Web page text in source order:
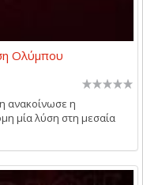
Ολύμπου
ανακοίνωσε η
μία λύση στη μεσαία